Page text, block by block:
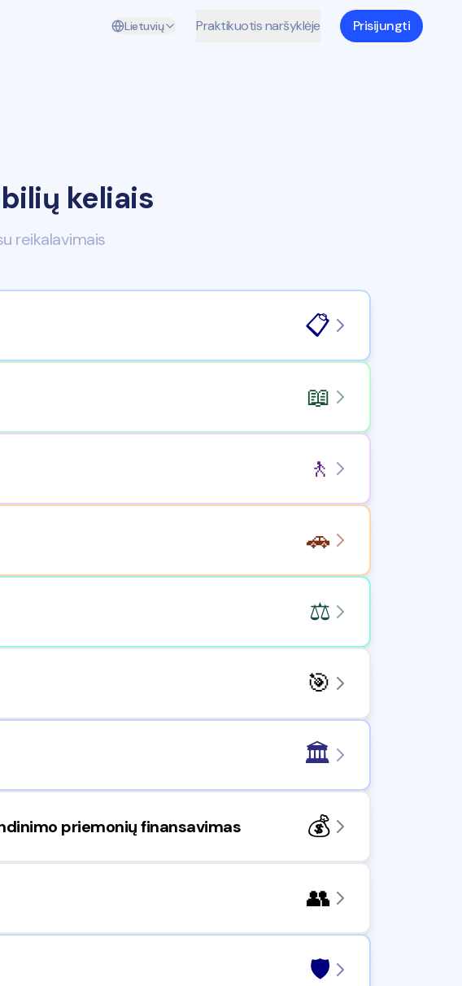
Lietuvių Praktikuotis naršyklėje Prisijungti
keliais
reikalavimais
📋
📖
🚶
🚗
⚖️
🎯
🏛️
priemonių finansavimas 💰
👥
🛡️